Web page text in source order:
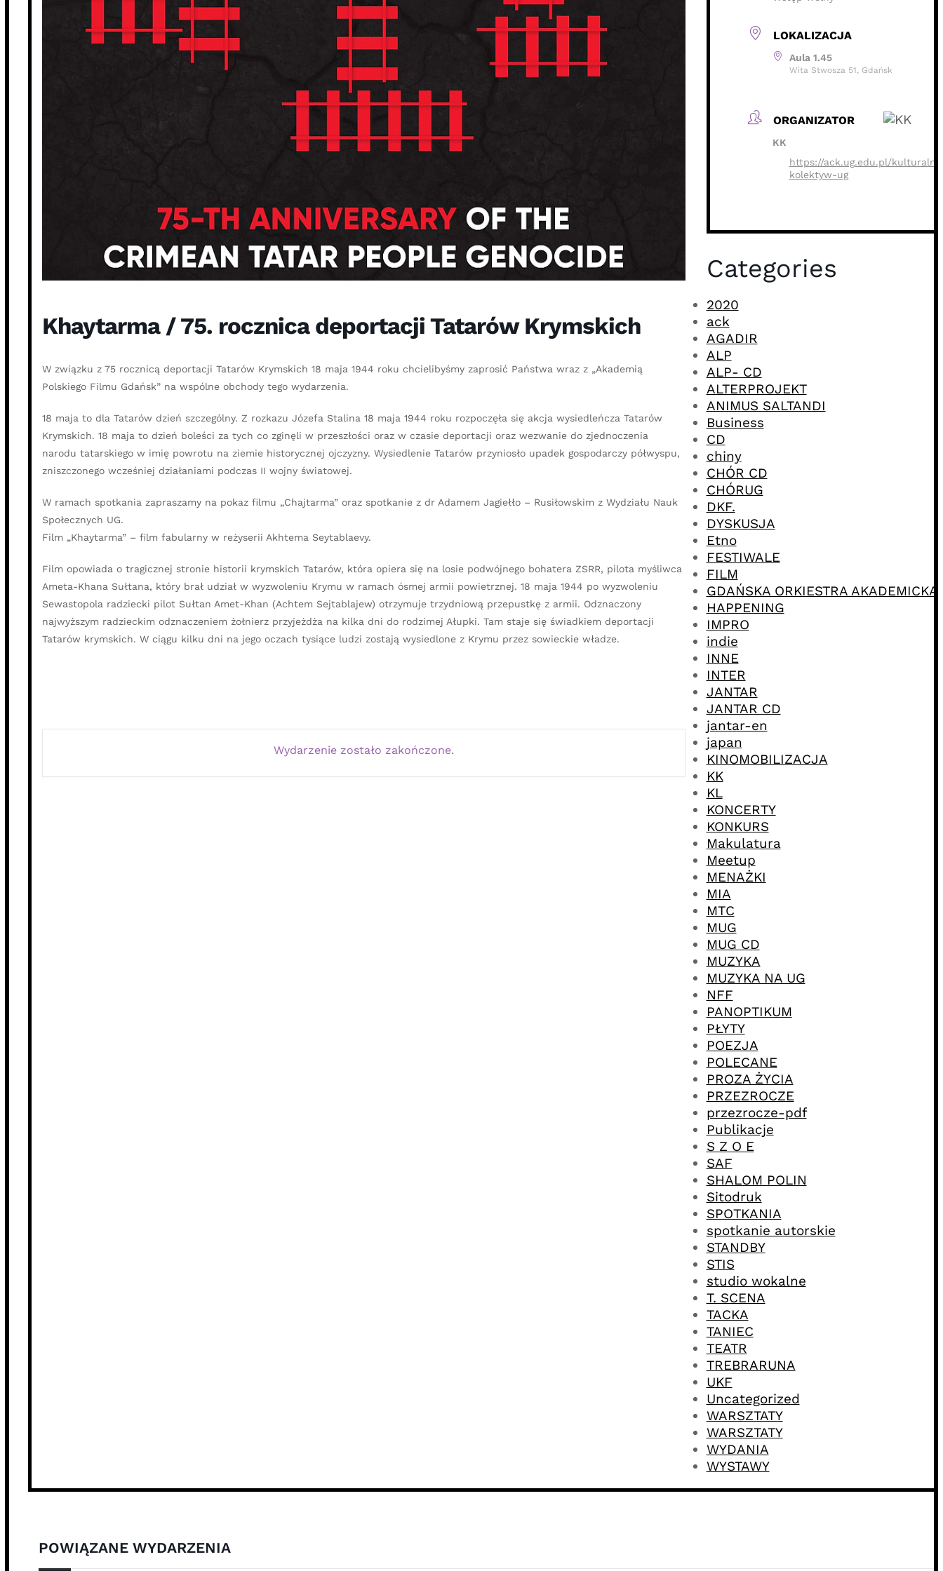
Khaytarma / 75. rocznica deportacji Tatarów Krymskich
W związku z 75 rocznicą deportacji Tatarów Krymskich 18 maja 1944 roku chcielibyśmy zaprosić Państwa wraz z „Akademią
Polskiego Filmu Gdańsk” na wspólne obchody tego wydarzenia.
18 maja to dla Tatarów dzień szczególny. Z rozkazu Józefa Stalina 18 maja 1944 roku rozpoczęła się akcja wysiedleńcza Tatarów
Krymskich. 18 maja to dzień boleści za tych co zginęli w przeszłości oraz w czasie deportacji oraz wezwanie do zjednoczenia
narodu tatarskiego w imię powrotu na ziemie historycznej ojczyzny. Wysiedlenie Tatarów przyniosło upadek gospodarczy półwyspu,
zniszczonego wcześniej działaniami podczas II wojny światowej.
W ramach spotkania zapraszamy na pokaz filmu „Chajtarma” oraz spotkanie z dr Adamem Jagiełło – Rusiłowskim z Wydziału Nauk
Społecznych UG.
Film „Khaytarma” – film fabularny w reżyserii Akhtema Seytablaevy.
Film opowiada o tragicznej stronie historii krymskich Tatarów, która opiera się na losie podwójnego bohatera ZSRR, pilota myśliwca
Ameta-Khana Sułtana, który brał udział w wyzwoleniu Krymu w ramach ósmej armii powietrznej. 18 maja 1944 po wyzwoleniu
Sewastopola radziecki pilot Sułtan Amet-Khan (Achtem Sejtablajew) otrzymuje trzydniową przepustkę z armii. Odznaczony
najwyższym radzieckim odznaczeniem żołnierz przyjeżdża na kilka dni do rodzimej Ałupki. Tam staje się świadkiem deportacji
Tatarów krymskich. W ciągu kilku dni na jego oczach tysiące ludzi zostają wysiedlone z Krymu przez sowieckie władze.
Wydarzenie zostało zakończone.
LOKALIZACJA
Aula 1.45
Wita Stwosza 51, Gdańsk
ORGANIZATOR
KK
https://ack.ug.edu.pl/
kolektyw-ug
Categories
2020
ack
AGADIR
ALP
ALP- CD
ALTERPROJEKT
ANIMUS SALTANDI
Business
CD
chiny
CHÓR CD
CHÓRUG
DKF.
DYSKUSJA
Etno
FESTIWALE
FILM
GDAŃSKA ORKIESTRA AKADEMICKA
HAPPENING
IMPRO
indie
INNE
INTER
JANTAR
JANTAR CD
jantar-en
japan
KINOMOBILIZACJA
KK
KL
KONCERTY
KONKURS
Makulatura
Meetup
MENAŻKI
MIA
MTC
MUG
MUG CD
MUZYKA
MUZYKA NA UG
NFF
PANOPTIKUM
PŁYTY
POEZJA
POLECANE
PROZA ŻYCIA
PRZEZROCZE
przezrocze-pdf
Publikacje
S Z O E
SAF
SHALOM POLIN
Sitodruk
SPOTKANIA
spotkanie autorskie
STANDBY
STIS
studio wokalne
T. SCENA
TACKA
TANIEC
TEATR
TREBRARUNA
UKF
Uncategorized
WARSZTATY
WARSZTATY
WYDANIA
WYSTAWY
POWIĄZANE WYDARZENIA